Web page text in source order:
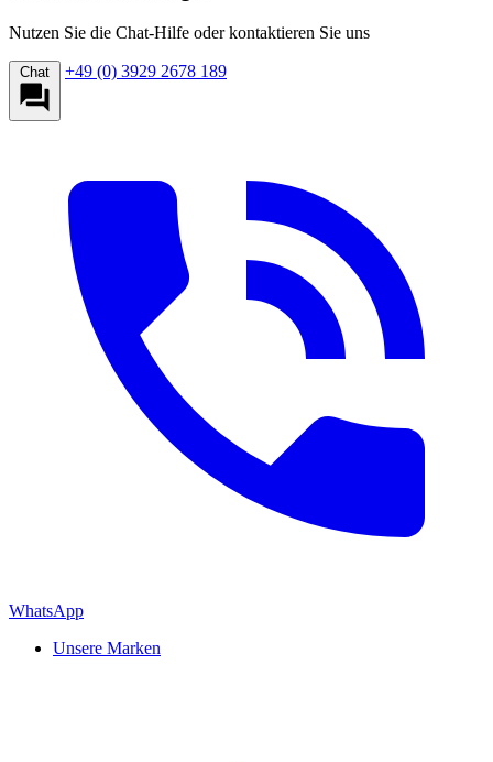
Nutzen Sie die Chat-Hilfe oder kontaktieren Sie uns
Chat +49 (0) 3929 2678 189
WhatsApp
Unsere Marken